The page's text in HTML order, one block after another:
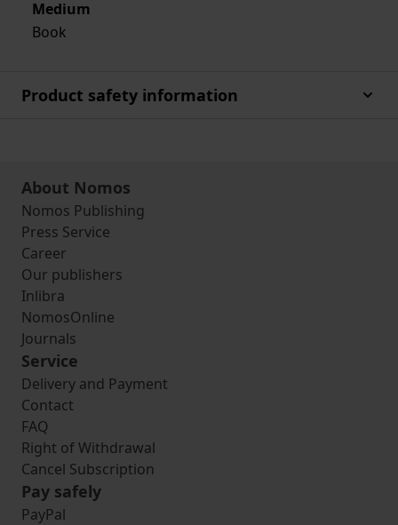
Medium
Book
Product safety information
About Nomos
Nomos Publishing
Press Service
Career
Our publishers
Inlibra
NomosOnline
Journals
Service
Delivery and Payment
Contact
FAQ
Right of Withdrawal
Cancel Subscription
Pay safely
PayPal